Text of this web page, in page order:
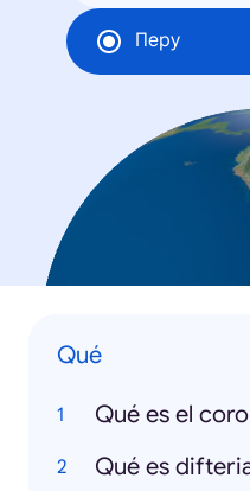
Перу
Qué
Qué es el
Qué es